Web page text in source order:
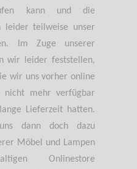
kann und die
leider teilweise unser
Im Zuge unserer
wir leider feststellen,
wir uns vorher online
nicht mehr verfügbar
Lieferzeit hatten.
dann doch dazu
Möbel und Lampen
Onlinestore